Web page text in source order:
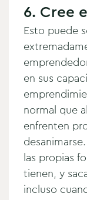
6. Cree
Esto puede
en sus
normal que
enfrenten
las propias
tienen, y
incluso